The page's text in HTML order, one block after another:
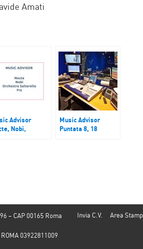
Amati
Advisor
Nobi,
Music Advisor
Puntata 8, 18
Invia C.V. Area
– CAP 00165 Roma
03922811009